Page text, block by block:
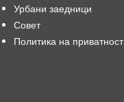
Урбани заедници
Совет
Политика на приватност